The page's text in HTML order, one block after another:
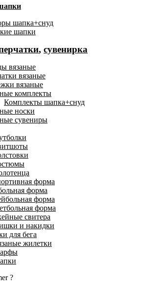
шапка+снуд
шапки
, сувенирка
вязаные
вязаные
вязаные
комплекты
Комплекты шапка+снуд
носки
сувениры
форма
форма
форма
форма
свитера
и накидки
для бега
жилетки
?